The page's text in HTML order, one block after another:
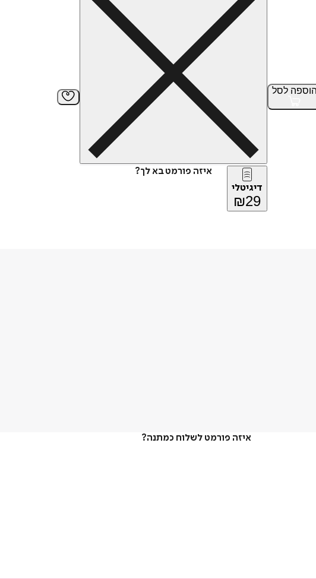
הוספה לסל
איזה פורמט בא לך?
דיגיטלי
₪29
איזה פורמט לשלוח כמתנה?